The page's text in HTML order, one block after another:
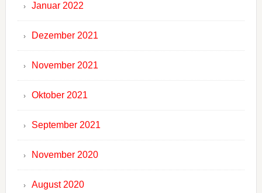
Januar 2022
Dezember 2021
November 2021
Oktober 2021
September 2021
November 2020
August 2020